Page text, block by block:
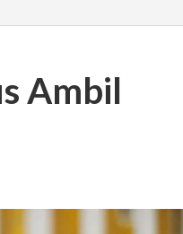
Ambil